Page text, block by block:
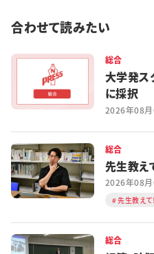
合わせて読みたい
総合
大学発
に採択
2026年08
総合
先生教え
2026年08
先生教えて！
総合